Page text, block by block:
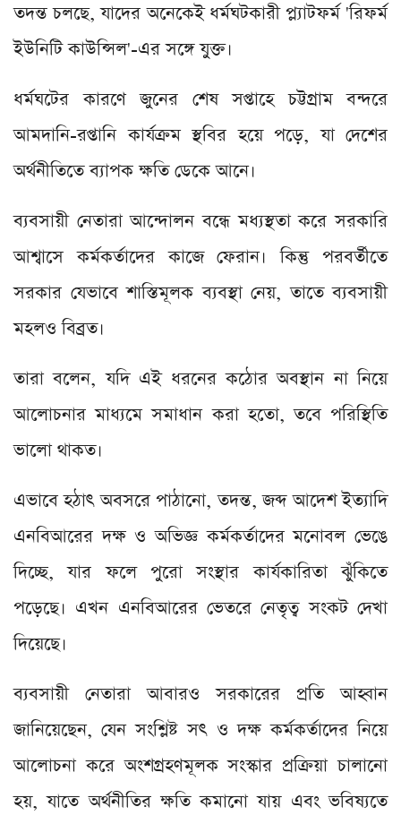
তদন্ত চলছে, যাদের অনেকেই ধর্মঘটকারী প্ল্যাটফর্ম 'রিফর্ম
ইউনিটি কাউন্সিল'-এর সঙ্গে যুক্ত।
ধর্মঘটের কারণে জুনের শেষ সপ্তাহে চট্টগ্রাম বন্দরে
আমদানি-রপ্তানি কার্যক্রম স্থবির হয়ে পড়ে, যা দেশের
অর্থনীতিতে ব্যাপক ক্ষতি ডেকে আনে।
ব্যবসায়ী নেতারা আন্দোলন বন্ধে মধ্যস্থতা করে সরকারি
আশ্বাসে কর্মকর্তাদের কাজে ফেরান। কিন্তু পরবর্তীতে
সরকার যেভাবে শাস্তিমূলক ব্যবস্থা নেয়, তাতে ব্যবসায়ী
মহলও বিব্রত।
তারা বলেন, যদি এই ধরনের কঠোর অবস্থান না নিয়ে
আলোচনার মাধ্যমে সমাধান করা হতো, তবে পরিস্থিতি
ভালো থাকত।
এভাবে হঠাৎ অবসরে পাঠানো, তদন্ত, জব্দ আদেশ ইত্যাদি
এনবিআরের দক্ষ ও অভিজ্ঞ কর্মকর্তাদের মনোবল ভেঙে
দিচ্ছে, যার ফলে পুরো সংস্থার কার্যকারিতা ঝুঁকিতে
পড়েছে। এখন এনবিআরের ভেতরে নেতৃত্ব সংকট দেখা
দিয়েছে।
ব্যবসায়ী নেতারা আবারও সরকারের প্রতি আহ্বান
জানিয়েছেন, যেন সংশ্লিষ্ট সৎ ও দক্ষ কর্মকর্তাদের নিয়ে
আলোচনা করে অংশগ্রহণমূলক সংস্কার প্রক্রিয়া চালানো
হয়, যাতে অর্থনীতির ক্ষতি কমানো যায় এবং ভবিষ্যতে